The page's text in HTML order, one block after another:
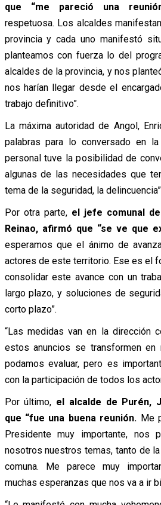
que “me pareció una
respetuosa. Los alcaldes
provincia y cada uno manifestó
planteamos con fuerza lo del
alcaldes de la provincia, y nos
nos harían llegar desde el
trabajo definitivo”.
La máxima autoridad de Angol,
palabras para lo conversado en
personal tuve la posibilidad de
algunas de las necesidades que
tema de la seguridad, la
Por otra parte, el jefe comunal
Reinao, afirmó que “se ve que
esperamos que el ánimo de
actores de este territorio. Ese es el
consolidar este avance con un
largo plazo, y soluciones de
corto plazo”.
“Las medidas van en la dirección
estos anuncios se transformen en
podamos evaluar, pero es
con la participación de todos los
Por último, el alcalde de Purén,
que “fue una buena reunión. Me
Presidente muy importante, nos
nosotros nuestros temas, tanto de
comuna. Me parece muy
muchas esperanzas que nos va a ir